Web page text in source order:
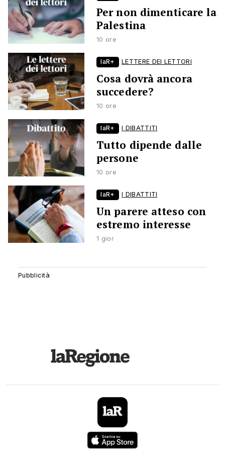
Per non dimenticare la
Palestina
10 ore
laR+ LETTERE DEI LETTORI
Cosa dovrà ancora
succedere?
10 ore
laR+ I DIBATTITI
Tutto dipende dalle
persone
10 ore
laR+ I DIBATTITI
Un parere atteso con
estremo interesse
1 gior